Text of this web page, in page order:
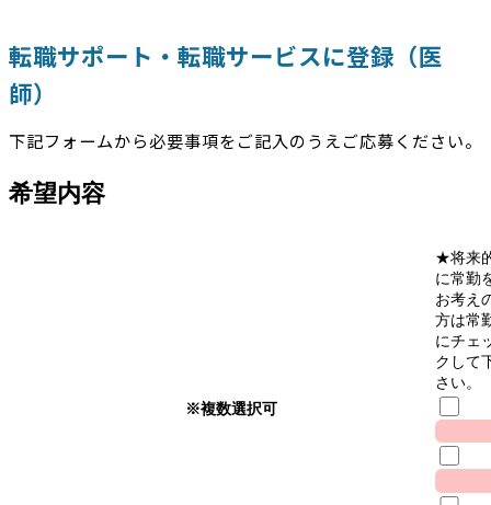
転職サポート・転職サービスに登録（医
師）
下記フォームから必要事項をご記入のうえご応募ください。
希望内容
※複数選択可
★将来
に常勤
お考え
方は常
にチェ
クして
さい。